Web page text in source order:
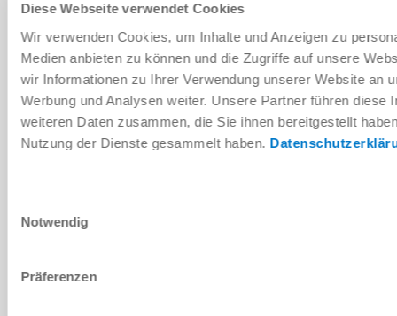
Diese Webseite verwendet Cookies
Wir verwenden Cookies, um Inhalte und Anzeigen zu
Medien anbieten zu können und die Zugriffe auf unsere
wir Informationen zu Ihrer Verwendung unserer Website an
Werbung und Analysen weiter. Unsere Partner führen diese
weiteren Daten zusammen, die Sie ihnen bereitgestellt
Nutzung der Dienste gesammelt haben.
Notwendig
Präferenzen
Installation and operating
instructions